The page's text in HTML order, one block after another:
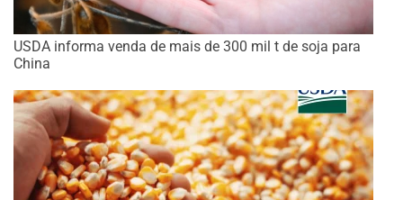
USDA informa venda de mais de 300 mil t de soja para
China